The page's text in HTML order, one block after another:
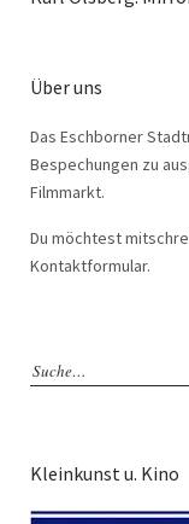
Über uns
Das Eschborner
Bespechungen zu
Filmmarkt.
Du möchtest
Kontaktformular.
Kleinkunst u. Kino